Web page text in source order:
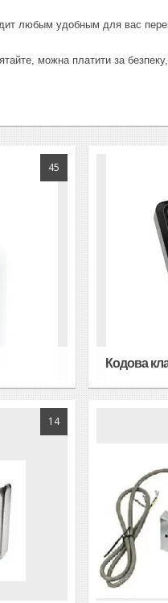
любым удобным для вас
можна платити за
45
Кодова
14